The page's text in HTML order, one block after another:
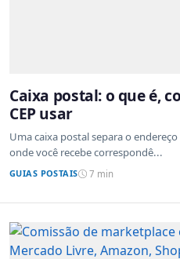
Caixa postal: o que é,
CEP usar
Uma caixa postal separa o
onde você recebe correspondê...
GUIAS POSTAIS 7 min